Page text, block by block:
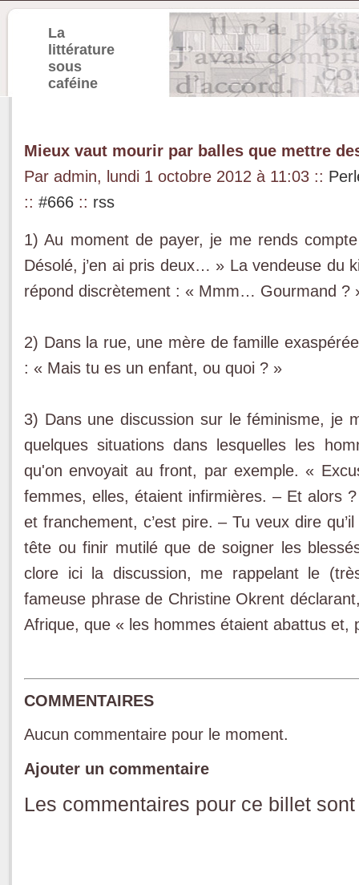
La
littérature
sous
caféine
Mieux vaut mourir par balles que mettre
Par admin, lundi 1 octobre 2012 à 11:03 ::
:: #666 :: rss
1) Au moment de payer, je me rends
Désolé, j’en ai pris deux… » La vendeuse du
répond discrètement : « Mmm… Gourmand ?
2) Dans la rue, une mère de famille
: « Mais tu es un enfant, ou quoi ? »
3) Dans une discussion sur le féminisme, je
quelques situations dans lesquelles les
qu'on envoyait au front, par exemple. «
femmes, elles, étaient infirmières. – Et alors
et franchement, c’est pire. – Tu veux dire
tête ou finir mutilé que de soigner les
clore ici la discussion, me rappelant le
fameuse phrase de Christine Okrent
Afrique, que « les hommes étaient abattus et,
COMMENTAIRES
Aucun commentaire pour le moment.
Ajouter un commentaire
Les commentaires pour ce billet